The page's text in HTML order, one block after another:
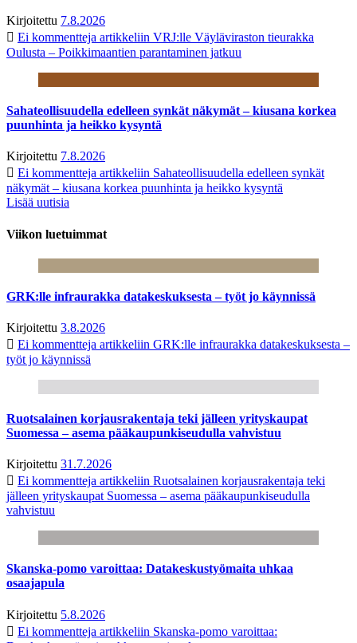
Kirjoitettu 7.8.2026
Ei kommentteja artikkeliin VRJ:lle Väyläviraston tieurakka
Oulusta – Poikkimaantien parantaminen jatkuu
Sahateollisuudella edelleen synkät näkymät – kiusana korkea
puunhinta ja heikko kysyntä
Kirjoitettu 7.8.2026
Ei kommentteja artikkeliin Sahateollisuudella edelleen synkät
näkymät – kiusana korkea puunhinta ja heikko kysyntä
Lisää uutisia
Viikon luetuimmat
GRK:lle infraurakka datakeskuksesta – työt jo käynnissä
Kirjoitettu 3.8.2026
Ei kommentteja artikkeliin GRK:lle infraurakka datakeskuksesta –
työt jo käynnissä
Ruotsalainen korjausrakentaja teki jälleen yrityskaupat
Suomessa – asema pääkaupunkiseudulla vahvistuu
Kirjoitettu 31.7.2026
Ei kommentteja artikkeliin Ruotsalainen korjausrakentaja teki
jälleen yrityskaupat Suomessa – asema pääkaupunkiseudulla
vahvistuu
Skanska-pomo varoittaa: Datakeskustyömaita uhkaa
osaajapula
Kirjoitettu 5.8.2026
Ei kommentteja artikkeliin Skanska-pomo varoittaa: